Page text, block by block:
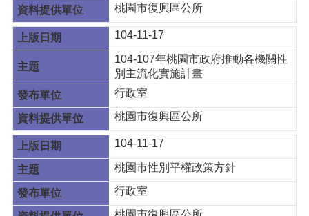
桃園市復興區公所
104-11-17
104-107年桃園市政府推動各機關性
別主流化實施計畫
行政室
桃園市復興區公所
104-11-17
桃園市性別平權政策方針
行政室